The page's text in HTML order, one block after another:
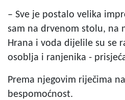
– Sve je postalo velika
sam na drvenom stolu, na
Hrana i voda dijelile su se
osoblja i ranjenika -
Prema njegovim riječima
bespomoćnost.